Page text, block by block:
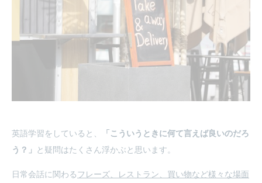
英語学習をしていると、
「こういうときに何て言えば良いのだろ
う？」
と疑問はたくさん浮かぶと思います。
日常会話に関わる フレーズ、レストラン、買い物など様々な場面